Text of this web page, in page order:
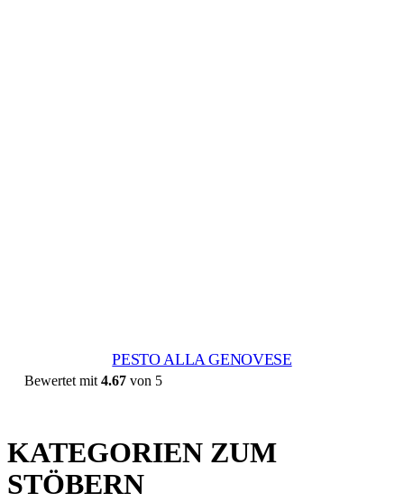
PESTO ALLA GENOVESE
Bewertet mit4.67 von 5
KATEGORIEN ZUM
STÖBERN